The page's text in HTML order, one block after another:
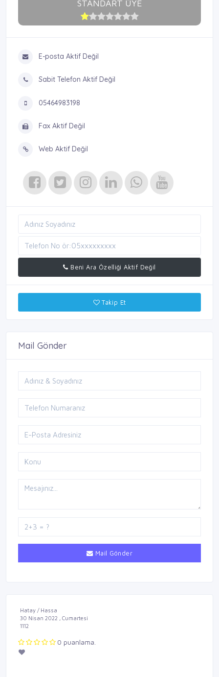
STANDART ÜYE
E-posta Aktif Değil
Sabit Telefon Aktif Değil
05464983198
Fax Aktif Değil
Web Aktif Değil
Beni Ara Özelliği Aktif Değil
Takip Et
Mail Gönder
Mail Gönder
Hatay / Hassa
30 Nisan 2022 , Cumartesi
1112
0 puanlama.